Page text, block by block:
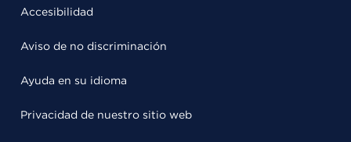
Accesibilidad
Aviso de no discriminación
Ayuda en su idioma
Privacidad de nuestro sitio web